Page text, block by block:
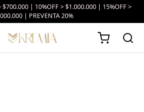
$700.000 | 10%OFF > $1.000.000 | 15%OFF >
| PREVENTA 20%